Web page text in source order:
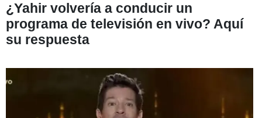
¿Yahir volvería a conducir un
programa de televisión en vivo? Aquí
su respuesta